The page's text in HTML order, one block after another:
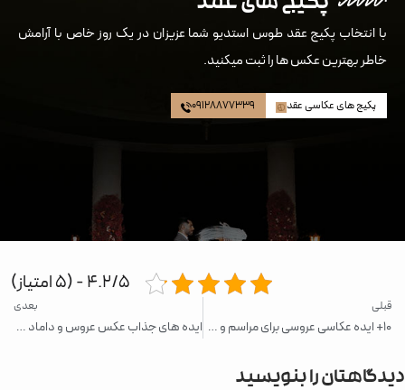
با انتخاب پکیج‌‌ عقد طوس استدیو شما عزیزان در یک روز خاص با آرامش
خاطر بهترین عکس ها را ثبت میکنید.
پکیج های عکاسی عقد 09128877339
4.2/5 - (5 امتیاز)
قبلی
10+ ایده عکاسی عروسی برای مراسم و قبل از مراسم خود
بعدی
ایده های جذاب عکس عروس و داماد عاشقانه در باغ
دیدگاهتان را بنویسید